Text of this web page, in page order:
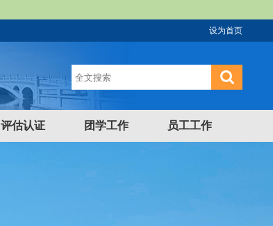
设为首页
评估认证 团学工作 员工工作